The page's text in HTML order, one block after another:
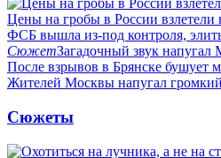
Цены на гробы в России
ФСБ вышла из-под контроля,
СюжетЗагадочный звук напугал
После взрывов в Брянске бушует
Жителей Москвы напугал
Сюжеты